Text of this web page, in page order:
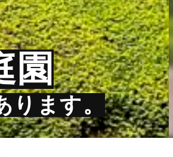
園
ります。